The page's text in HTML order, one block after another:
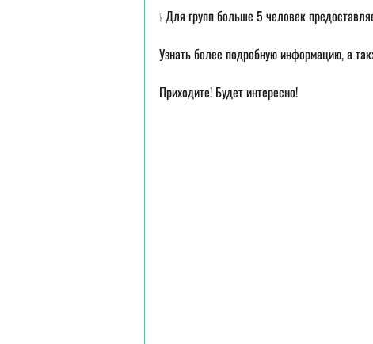
❕ Для групп больше 5 человек
Узнать более подробную информацию, а
Приходите! Будет интересно!